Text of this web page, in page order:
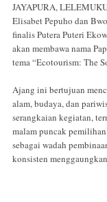
JAYAPURA,
Elisabet Pepuho dan
finalis Putera Puteri
akan membawa nama
tema “Ecotourism: The
Ajang ini bertujuan
alam, budaya, dan
serangkaian kegiatan,
malam puncak
sebagai wadah
konsisten